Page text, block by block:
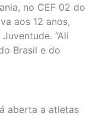
no CEF 02 do
aos 12 anos,
“Ali
Brasil e do
aberta a atletas